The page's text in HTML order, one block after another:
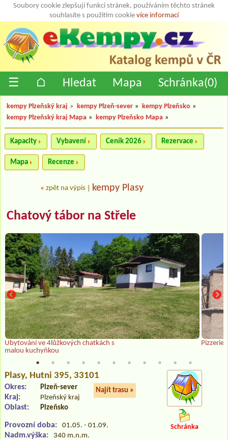
Soubory cookie zlepšují funkci stránek, používáním těchto stránek
souhlasíte s použitím cookie více informací
☰ ⌂ Hledat Mapa Schránka(0)
kempy Plzeňský kraj » kempy Plzeň-sever » kempy Plzeňsko »
kempy Plzeňský kraj Mapa » kempy Plzeňsko Mapa »
Kapacity Vybavení Ceník 2026 Rezervace
Mapa Recenze
« zpět na výpis kempy Plasy
Chatový tábor na Střele
Ubytování ve 4lůžkových chatkách s
malou kuchyňkou
Pizzerie
Plasy, Hutni 395, 33101
Najít trasu »
Okres: Plzeň-sever
Kraj: Plzeňský kraj
Oblast: Plzeňsko
Provozní doba: 01.05. - 01.09.
Nadm.výška: 340 m.n.m.
Schránka